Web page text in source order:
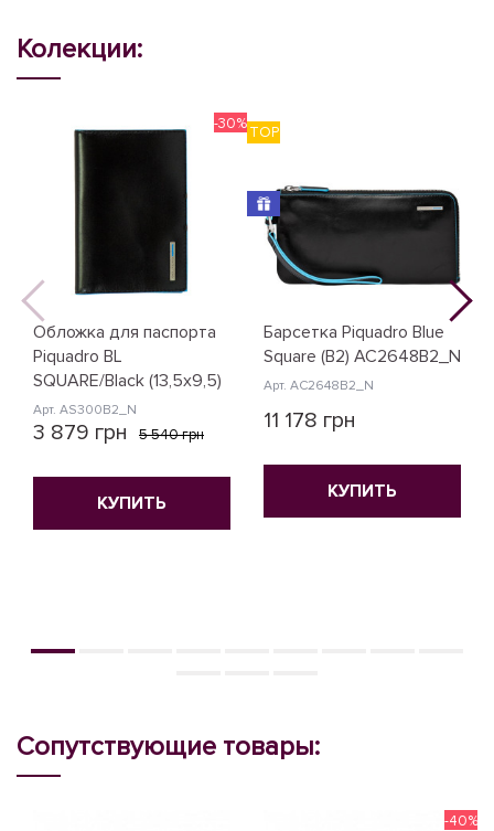
Колекции:
Обложка для паспорта
Piquadro BL
SQUARE/Black (13,5x9,5)
Арт. AS300B2_N
-30%
3 879 грн 5 540 грн
КУПИТЬ
Барсетка Piquadro Blue
Square (B2) AC2648B2_N
Арт. AC2648B2_N
TOP
11 178 грн
КУПИТЬ
Сопутствующие товары:
-40%